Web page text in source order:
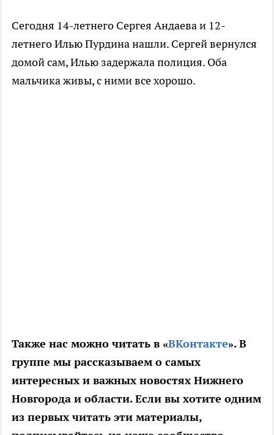
Сегодня 14-летнего Сергея Андаева и 12-
летнего Илью Пурдина нашли. Сергей вернулся
домой сам, Илью задержала полиция. Оба
мальчика живы, с ними все хорошо.
Также нас можно читать в «ВКонтакте». В
группе мы рассказываем о самых
интересных и важных новостях Нижнего
Новгорода и области. Если вы хотите одним
из первых читать эти материалы,